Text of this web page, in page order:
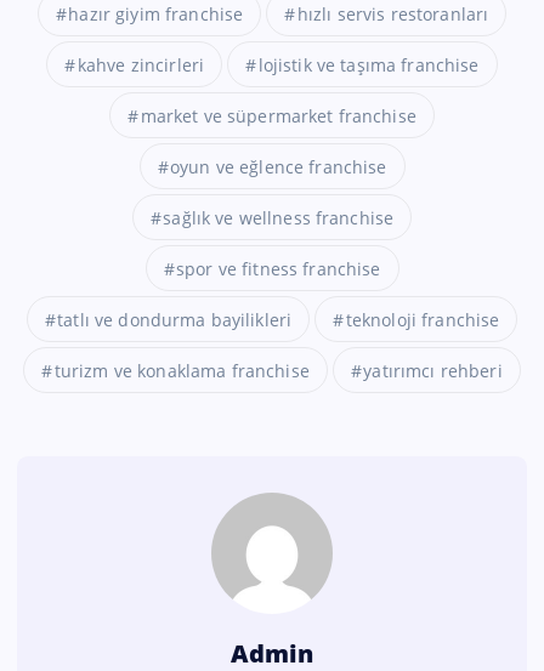
hazır giyim franchise hızlı servis restoranları
kahve zincirleri lojistik ve taşıma franchise
market ve süpermarket franchise
oyun ve eğlence franchise
sağlık ve wellness franchise
spor ve fitness franchise
tatlı ve dondurma bayilikleri teknoloji franchise
turizm ve konaklama franchise yatırımcı rehberi
Admin